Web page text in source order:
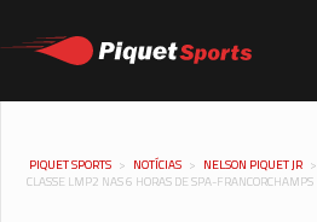
PIQUET SPORTS > NOTÍCIAS > NELSON PIQUET JR >
CLASSE LMP2 NAS 6 HORAS DE SPA-FRANCORCHAMPS